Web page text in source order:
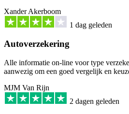
Xander Akerboom
1 dag geleden
Autoverzekering
Alle informatie on-line voor type
aanwezig om een goed vergelijk en
MJM Van Rijn
2 dagen geleden